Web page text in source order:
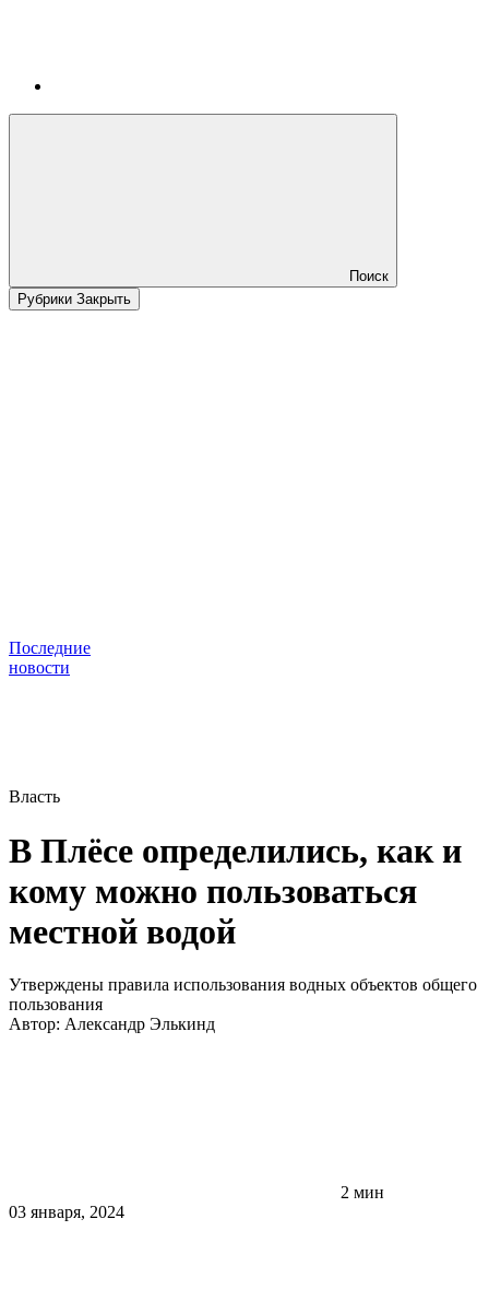
Поиск
Рубрики Закрыть
Последние
новости
Власть
В Плёсе определились, как и
кому можно пользоваться
местной водой
Утверждены правила использования водных объектов общего
пользования
Автор: Александр Элькинд
2 мин
03 января, 2024